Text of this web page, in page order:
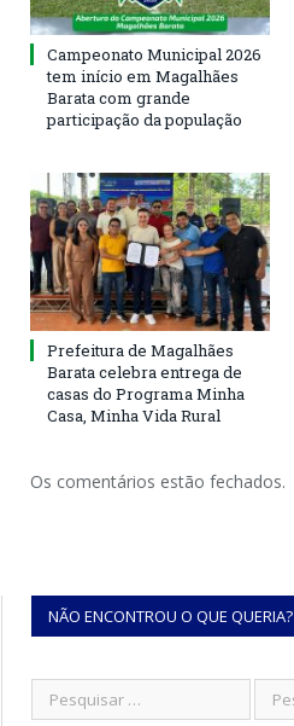
Campeonato Municipal 2026
tem início em Magalhães
Barata com grande
participação da população
Prefeitura de Magalhães
Barata celebra entrega de
casas do Programa Minha
Casa, Minha Vida Rural
Os comentários estão fechados.
NÃO ENCONTROU O QUE QUERIA?